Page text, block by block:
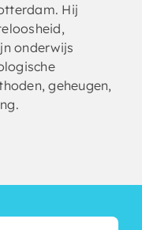
Hij
onderwijs
geheugen,